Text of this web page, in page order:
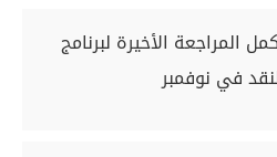
المراجعة الأخيرة لبرنامج
في نوفمبر